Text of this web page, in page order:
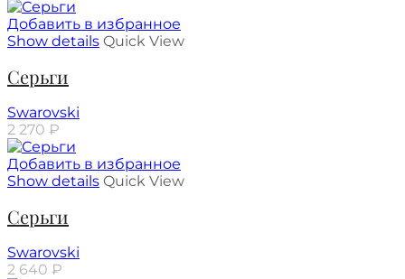
Добавить в избранное
Show details Quick View
Серьги
Swarovski
2 270 ₽
Добавить в избранное
Show details Quick View
Серьги
Swarovski
2 640 ₽